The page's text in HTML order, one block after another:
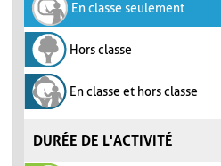
En classe seulement
Hors classe
En classe et hors classe
DURÉE DE L'ACTIVITÉ